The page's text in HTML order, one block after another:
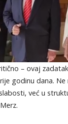
– ovaj
godinu dana. Ne
već u